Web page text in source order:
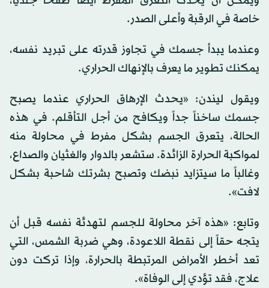
خاصة في الرقبة وأعلى الصدر.
وعندما يبدأ جسمك في تجاوز قدرته على تبريد نفسه،
يمكنك تطوير ما يعرف بالإنهاك الحراري.
ويقول ليندن: «يحدث الإرهاق الحراري عندما يصبح
جسمك ساخناً جداً ويكافح من أجل التأقلم. في هذه
الحالة، يتعرق الجسم بشكل مفرط في محاولة منه
لمواكبة الحرارة الزائدة. ستشعر بالدوار والغثيان والصداع،
وغالباً ما سيتزايد نبضك وتصبح بشرتك شاحبة بشكل
لافت».
وتابع: «هذه آخر محاولة للجسم لتهدئة نفسه قبل أن
يتجه حقاً إلى نقطة اللاعودة، وهي ضربة الشمس، التي
تعد أخطر الأمراض المرتبطة بالحرارة، وإذا تركت دون
علاج، فقد تؤدي إلى الوفاة».